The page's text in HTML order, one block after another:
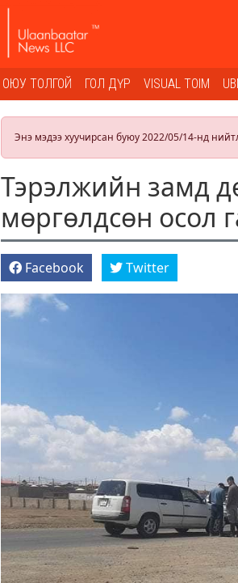
ОЮУ ТОЛГОЙ ГОЛ ДҮР VISUAL TOIM
Энэ мэдээ хуучирсан буюу 2022/05/14-нд
Тэрэлжийн замд
мөргөлдсөн осол
Facebook Twitter